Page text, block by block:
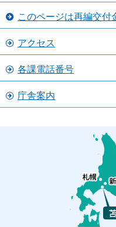
このページは再編交付
アクセス
各課電話番号
庁舎案内